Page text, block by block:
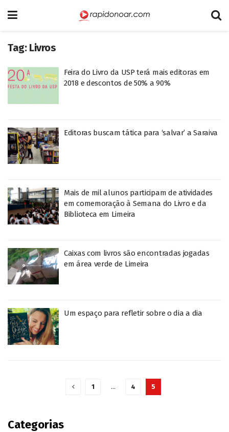
Tag: Livros
Feira do Livro da USP terá mais editoras em
2018 e descontos de 50% a 90%
Editoras buscam tática para ‘salvar’ a Saraiva
Mais de mil alunos participam de atividades
em comemoração à Semana do Livro e da
Biblioteca em Limeira
Caixas com livros são encontradas jogadas
em área verde de Limeira
Um espaço para refletir sobre o dia a dia
1 … 4 5
Categorias